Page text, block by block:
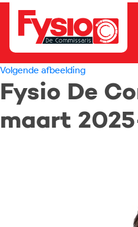
Volgende afbeelding
Fysio De
maart